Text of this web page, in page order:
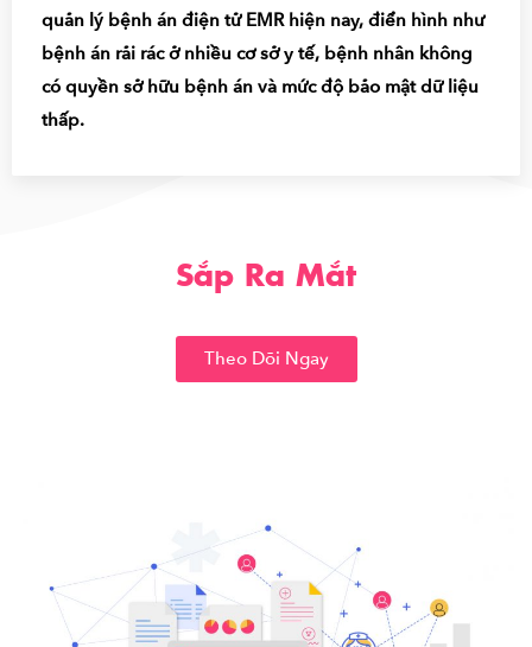
quản lý bệnh án điện tử EMR hiện nay, điển hình như
bệnh án rải rác ở nhiều cơ sở y tế, bệnh nhân không
có quyền sở hữu bệnh án và mức độ bảo mật dữ liệu
thấp.
Sắp Ra Mắt
Theo Dõi Ngay